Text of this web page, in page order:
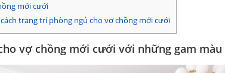
mới cưới
trang trí phòng ngủ cho vợ chồng mới cưới
vợ chồng mới cưới với những gam màu